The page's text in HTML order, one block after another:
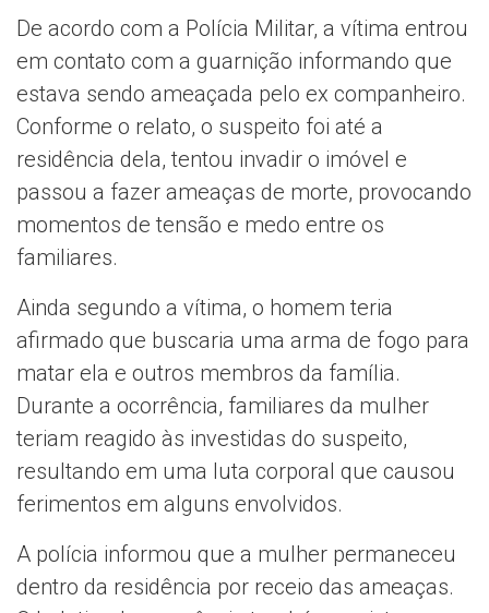
De acordo com a Polícia Militar, a vítima entrou
em contato com a guarnição informando que
estava sendo ameaçada pelo ex companheiro.
Conforme o relato, o suspeito foi até a
residência dela, tentou invadir o imóvel e
passou a fazer ameaças de morte, provocando
momentos de tensão e medo entre os
familiares.
Ainda segundo a vítima, o homem teria
afirmado que buscaria uma arma de fogo para
matar ela e outros membros da família.
Durante a ocorrência, familiares da mulher
teriam reagido às investidas do suspeito,
resultando em uma luta corporal que causou
ferimentos em alguns envolvidos.
A polícia informou que a mulher permaneceu
dentro da residência por receio das ameaças.